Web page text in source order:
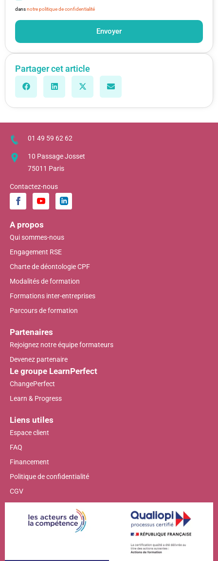
dansnotre politique de confidentialité
Envoyer
Partager cet article
01 49 59 62 62
10 Passage Josset
75011 Paris
Contactez-nous
A propos
Qui sommes-nous
Engagement RSE
Charte de déontologie CPF
Modalités de formation
Formations inter-entreprises
Parcours de formation
Partenaires
Rejoignez notre équipe formateurs
Devenez partenaire
Le groupe LearnPerfect
ChangePerfect
Learn & Progress
Liens utiles
Espace client
FAQ
Financement
Politique de confidentialité
CGV